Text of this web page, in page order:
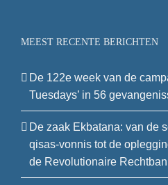
MEEST RECENTE BERICHTEN
De 122e week van de
Tuesdays’ in 56
De zaak Ekbatana: van de
qisas-vonnis tot de
de Revolutionaire